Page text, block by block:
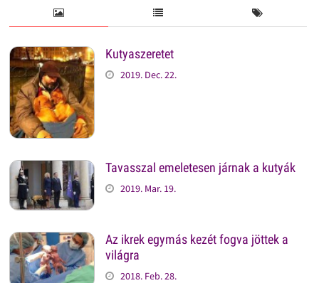
Kutyaszeretet
2019. Dec. 22.
Tavasszal emeletesen járnak a kutyák
2019. Mar. 19.
Az ikrek egymás kezét fogva jöttek a
világra
2018. Feb. 28.